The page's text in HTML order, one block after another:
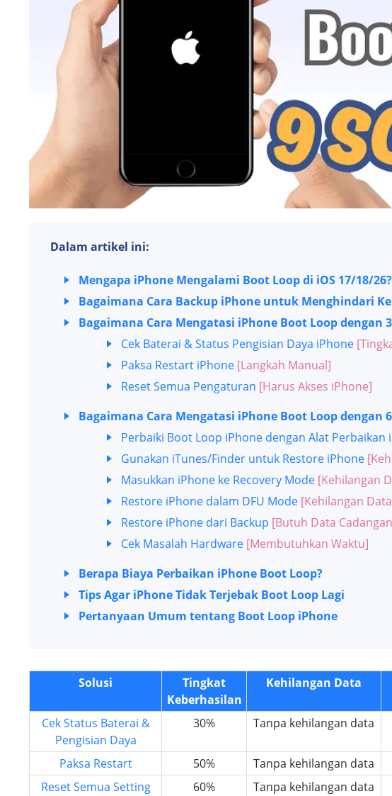
Dalam artikel ini:
Mengapa iPhone Mengalami Boot Loop di iOS 17/18/26?
Bagaimana Cara Backup iPhone untuk Menghindari
Bagaimana Cara Mengatasi iPhone Boot Loop dengan
Cek Baterai & Status Pengisian Daya iPhone
Paksa Restart iPhone [Langkah Manual]
Reset Semua Pengaturan [Harus Akses iPhone]
Bagaimana Cara Mengatasi iPhone Boot Loop dengan
Perbaiki Boot Loop iPhone dengan Alat Perbaikan
Gunakan iTunes/Finder untuk Restore iPhone
Masukkan iPhone ke Recovery Mode [Kehilangan
Restore iPhone dalam DFU Mode [Kehilangan
Restore iPhone dari Backup [Butuh Data
Cek Masalah Hardware [Membutuhkan Waktu]
Berapa Biaya Perbaikan iPhone Boot Loop?
Tips Agar iPhone Tidak Terjebak Boot Loop Lagi
Pertanyaan Umum tentang Boot Loop iPhone
Solusi
Tingkat
Keberhasilan
Kehilangan Data
Cek Status Baterai &
Pengisian Daya
30% Tanpa kehilangan data
Paksa Restart 50% Tanpa kehilangan data
Reset Semua Setting
60% Tanpa kehilangan data